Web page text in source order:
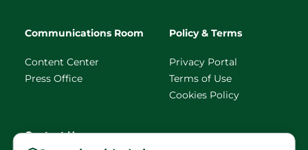
Communications Room
Content Center
Press Office
Policy & Terms
Privacy Portal
Terms of Use
Cookies Policy
Contact Us